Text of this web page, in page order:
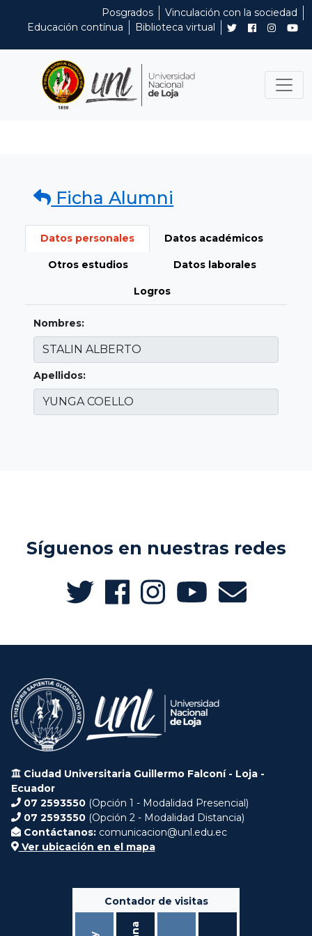
Posgrados
Vinculación con la sociedad
Educación contínua
Biblioteca virtual
Ficha Alumni
Datos personales Datos académicos
Otros estudios Datos laborales
Logros
Nombres:
Apellidos:
Síguenos en nuestras redes
Ciudad Universitaria Guillermo Falconí - Loja -
Ecuador
07 2593550 (Opción 1 - Modalidad Presencial)
07 2593550 (Opción 2 - Modalidad Distancia)
Contáctanos: comunicacion@unl.edu.ec
Ver ubicación en el mapa
Contador de visitas